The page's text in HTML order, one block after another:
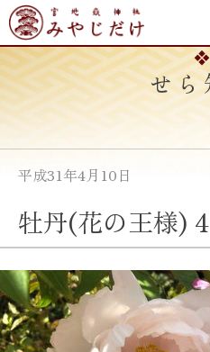
Skip
to
content
お知らせ
平成31年4月10日
牡丹(花の王様) 4